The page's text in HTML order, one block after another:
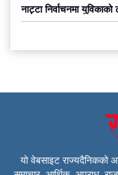
नाट्टा निर्वाचनमा
यो वेबसाइट राज्यदैनिकको